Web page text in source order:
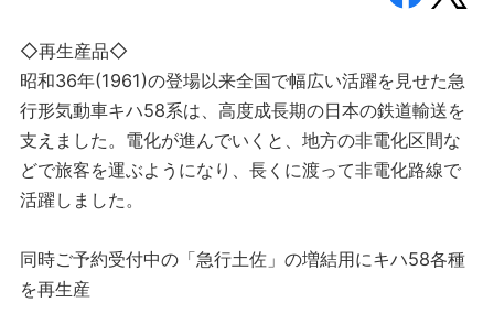
◇再生産品◇
昭和36年(1961)の登場以来全国で幅広い活躍を見せた急
行形気動車キハ58系は、高度成長期の日本の鉄道輸送を
支えました。電化が進んでいくと、地方の非電化区間な
どで旅客を運ぶようになり、長くに渡って非電化路線で
活躍しました。
同時ご予約受付中の「急行土佐」の増結用にキハ58各種
を再生産